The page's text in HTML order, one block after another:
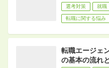
選考対策 就職
転職に関する悩み
転職エージェ
の基本の流れ